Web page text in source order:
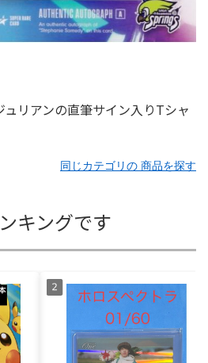
同じカテゴリの 商品を探す
キングです